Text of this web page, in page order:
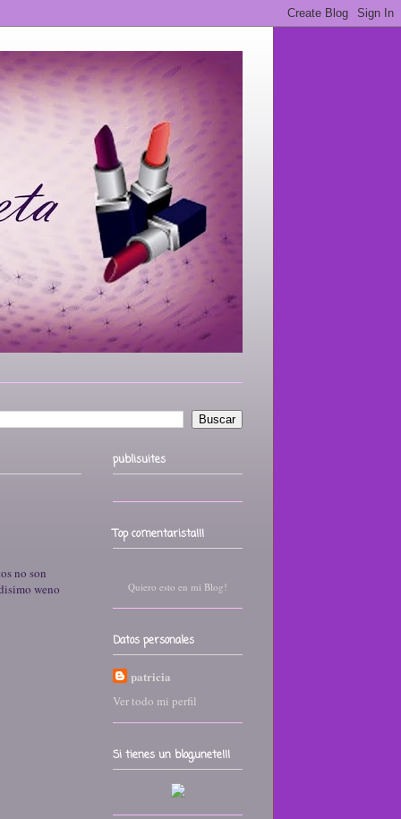
no son
weno
publisuites
Top comentarista!!!
Quiero esto en mi Blog!
Datos personales
patricia
Ver todo mi perfil
Si tienes un blog,unete!!!